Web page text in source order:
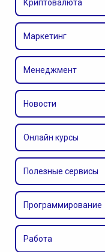
Криптовалюта
Маркетинг
Менеджмент
Новости
Онлайн курсы
Полезные сервисы
Программирование
Работа